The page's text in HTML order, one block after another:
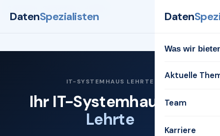
DatenSpezialisten Daten
Was wir
Aktuelle
Team
Karriere
IT-SYSTEMHAUS LEHRTE
Ihr IT-Systemhaus für
Lehrte